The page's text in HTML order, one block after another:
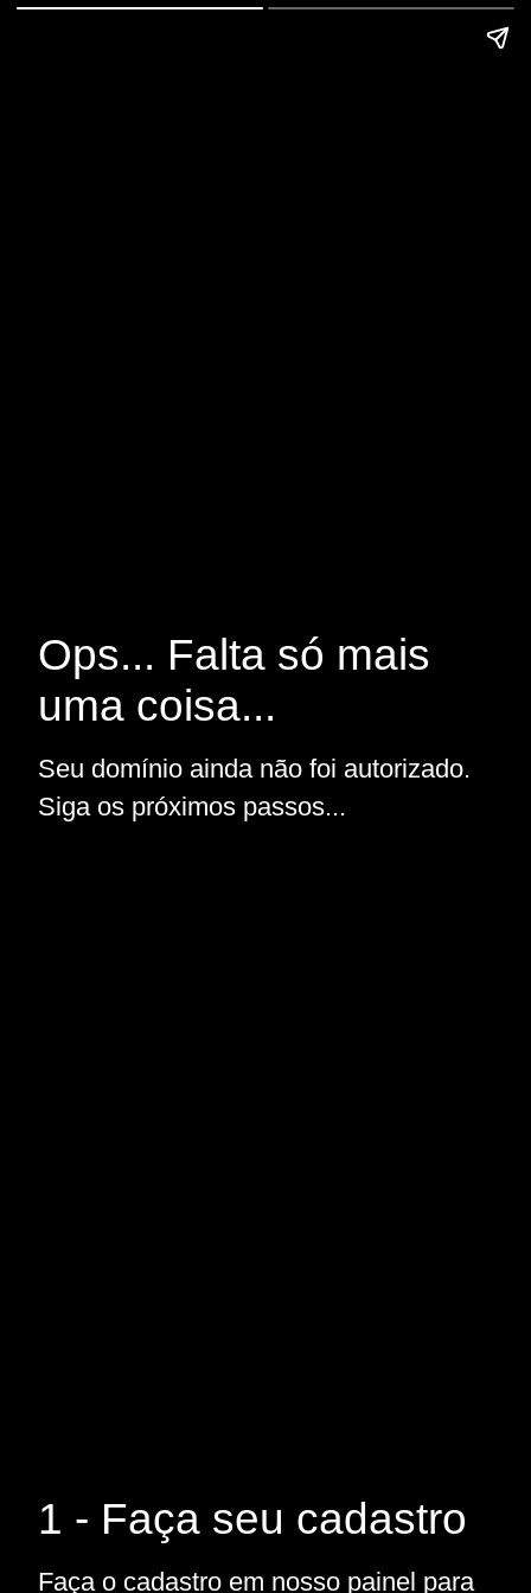
Ops... Falta só mais
uma coisa...
Seu domínio ainda não foi autorizado.
Siga os próximos passos...
1 - Faça seu cadastro
Faça o cadastro em nosso painel para